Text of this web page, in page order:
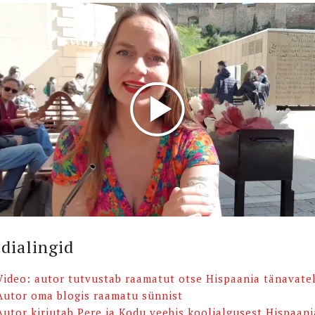
autor tutvustab raamatut otse Hispaania
oma blogis raamatu sünnist
kirjutab Pere ja Kodu veebis koolialgusest